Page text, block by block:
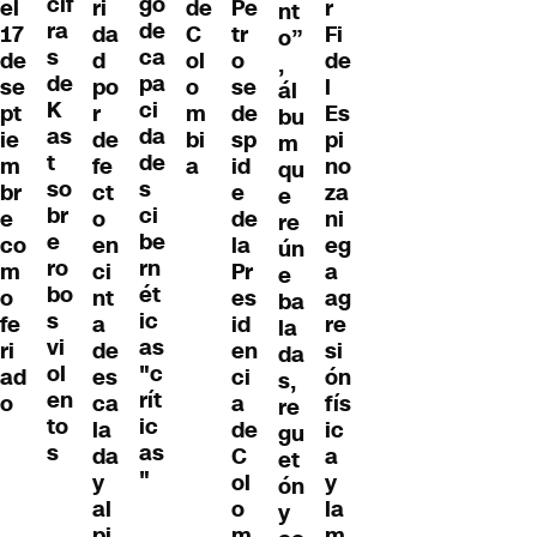
el
17
de
se
pt
ie
m
br
e
co
m
o
fe
ri
ad
o
ra
s
de
K
as
t
so
br
e
ro
bo
s
vi
ol
en
to
s
ri
da
d
po
r
de
fe
ct
o
en
ci
nt
a
de
es
ca
la
da
y
al
de
ca
pa
ci
da
de
s
ci
be
rn
ét
ic
as
"c
rít
ic
as
"
de
C
ol
o
m
bi
a
Pe
tr
o
se
de
sp
id
e
de
la
Pr
es
id
en
ci
a
de
C
ol
o
nt
o”
,
ál
bu
m
qu
e
re
ún
e
ba
la
da
s,
re
gu
et
ón
y
r
Fi
de
l
Es
pi
no
za
ni
eg
a
ag
re
si
ón
fís
ic
a
y
la